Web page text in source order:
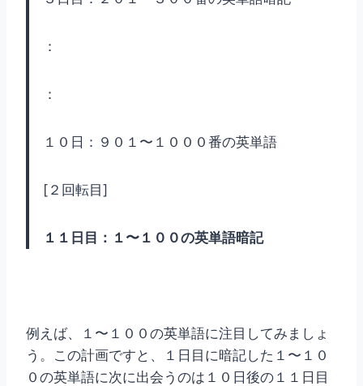
：
：
１０日：９０１〜１０００番の英単語
[２回転目]
１１日目：１〜１００の英単語暗記
例えば、１〜１００の英単語に注目してみましょ
う。この計画ですと、１日目に暗記した１〜１０
０の英単語に次に出会うのは１０日後の１１日目